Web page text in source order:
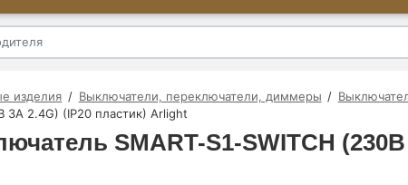
изделия Выключатели, переключатели, диммеры
3А 2.4G) (IP20 пластик) Arlight
SMART-S1-SWITCH